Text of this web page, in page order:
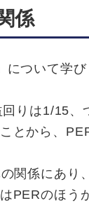
係
ついて学
りは1/15、
とから、
関係にあり
PERのほ